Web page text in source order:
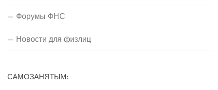
Форумы ФНС
Новости для физлиц
САМОЗАНЯТЫМ: